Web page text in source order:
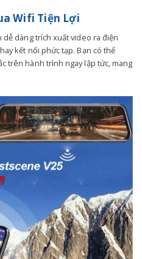
Wifi Tiện Lợi
dễ dàng trích xuất video ra điện
kết nối phức tạp. Bạn có thể
trên hành trình ngay lập tức, mang